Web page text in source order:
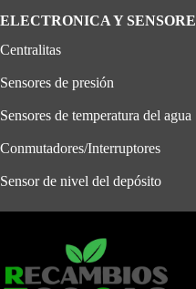
ELECTRONICA Y
Centralitas
Sensores de presión
Sensores de temperatura del agua
Conmutadores/Interruptores
Sensor de nivel del depósito